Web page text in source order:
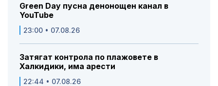
Green Day пусна денонощен канал в
YouTube
23:00 • 07.08.26
Затягат контрола по плажовете в
Халкидики, има арести
22:44 • 07.08.26